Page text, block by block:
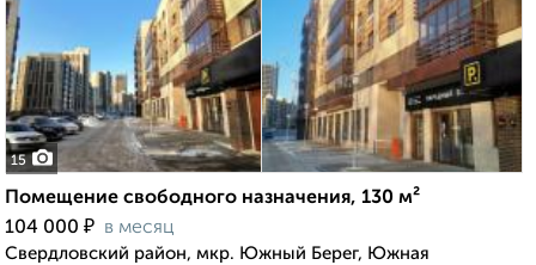
15
Помещение свободного назначения, 130 м²
104 000 ₽ в месяц
Свердловский район, мкр. Южный Берег, Южная